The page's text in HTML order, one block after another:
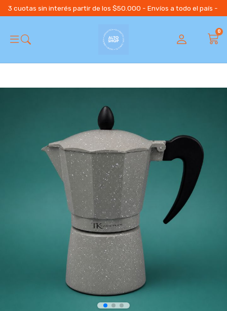
3 cuotas sin interés partir de los $50.000 - Envíos a todo el país -
0